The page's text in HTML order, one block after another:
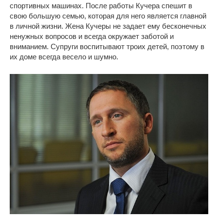
спортивных машинах. После работы Кучера спешит в
свою большую семью, которая для него является главной
в личной жизни. Жена Кучеры не задает ему бесконечных
ненужных вопросов и всегда окружает заботой и
вниманием. Супруги воспитывают троих детей, поэтому в
их доме всегда весело и шумно.